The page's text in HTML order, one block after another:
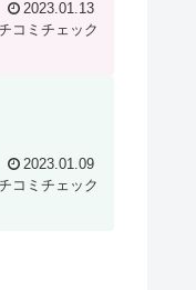
2023.01.13
コミチェック
2023.01.09
コミチェック